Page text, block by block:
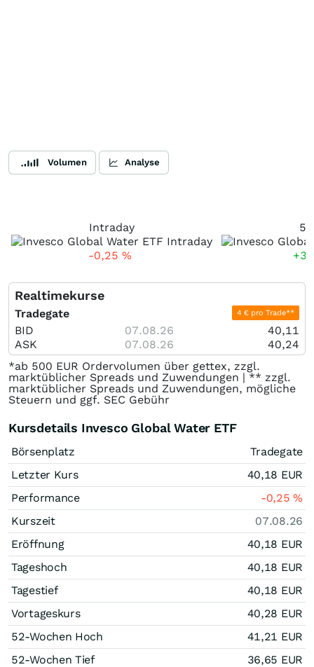
Volumen Analyse
Intraday
-0,25 %
5
Realtimekurse
Tradegate 4 € pro Trade**
BID 07.08.26
40,11
ASK
07.08.26
40,24
*ab 500 EUR Ordervolumen über gettex, zzgl.
marktüblicher Spreads und Zuwendungen | ** zzgl.
marktüblicher Spreads und Zuwendungen, mögliche
Steuern und ggf. SEC Gebühr
Kursdetails Invesco Global Water ETF
Börsenplatz
Tradegate
Letzter Kurs
40,18 EUR
Performance
-0,25%
Kurszeit
07.08.26
Eröffnung
40,18 EUR
Tageshoch
40,18 EUR
Tagestief
40,18 EUR
Vortageskurs
40,28 EUR
52-Wochen Hoch
41,21 EUR
52-Wochen Tief
36,65 EUR